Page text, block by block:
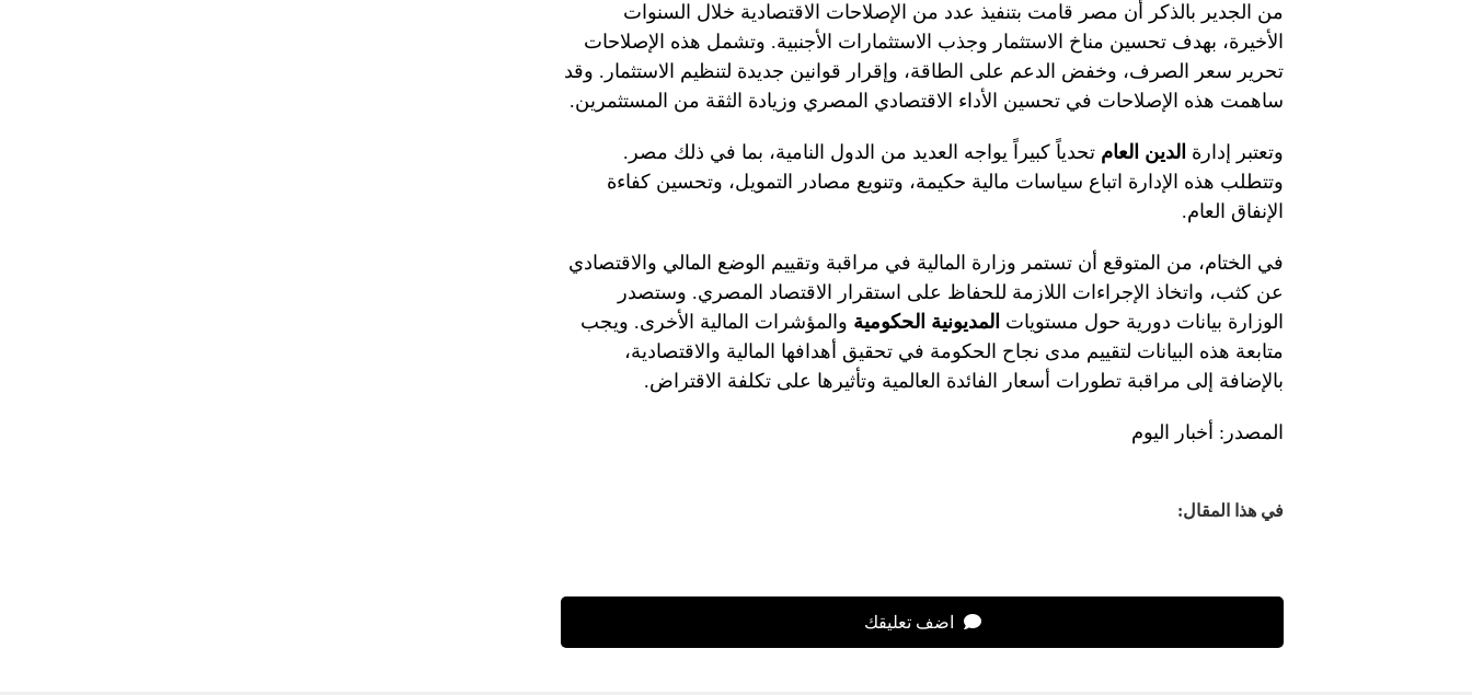
من الجدير بالذكر أن مصر قامت بتنفيذ عدد من الإصلاحات الاقتصادية خلال السنوات
الأخيرة، بهدف تحسين مناخ الاستثمار وجذب الاستثمارات الأجنبية. وتشمل هذه الإصلاحات
تحرير سعر الصرف، وخفض الدعم على الطاقة، وإقرار قوانين جديدة لتنظيم الاستثمار. وقد
ساهمت هذه الإصلاحات في تحسين الأداء الاقتصادي المصري وزيادة الثقة من المستثمرين.
وتعتبر إدارة الدين العام تحدياً كبيراً يواجه العديد من الدول النامية، بما في ذلك مصر.
وتتطلب هذه الإدارة اتباع سياسات مالية حكيمة، وتنويع مصادر التمويل، وتحسين كفاءة
الإنفاق العام.
في الختام، من المتوقع أن تستمر وزارة المالية في مراقبة وتقييم الوضع المالي والاقتصادي
عن كثب، واتخاذ الإجراءات اللازمة للحفاظ على استقرار الاقتصاد المصري. وستصدر
الوزارة بيانات دورية حول مستويات المديونية الحكومية والمؤشرات المالية الأخرى. ويجب
متابعة هذه البيانات لتقييم مدى نجاح الحكومة في تحقيق أهدافها المالية والاقتصادية،
بالإضافة إلى مراقبة تطورات أسعار الفائدة العالمية وتأثيرها على تكلفة الاقتراض.
المصدر: أخبار اليوم
في هذا المقال:
اضف تعليقك